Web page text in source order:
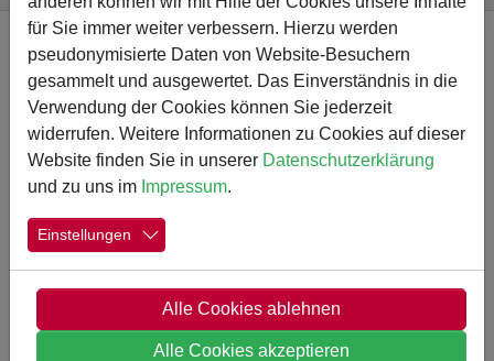
Zum Hauptinhalt springen
Ich miste aus - Meine Tierplastik
aus Müll (Kl. 6, BURK)
Show larger versionShow larger version
für Sie immer weiter verbessern. Hierzu werden
pseudonymisierte Daten von Website-Besuchern
gesammelt und ausgewertet. Das Einverständnis in die
Verwendung der Cookies können Sie jederzeit
widerrufen. Weitere Informationen zu Cookies auf dieser
Website finden Sie in unserer Datenschutzerklärung
und zu uns im Impressum.
Einstellungen
Alle Cookies ablehnen
Alle Cookies akzeptieren